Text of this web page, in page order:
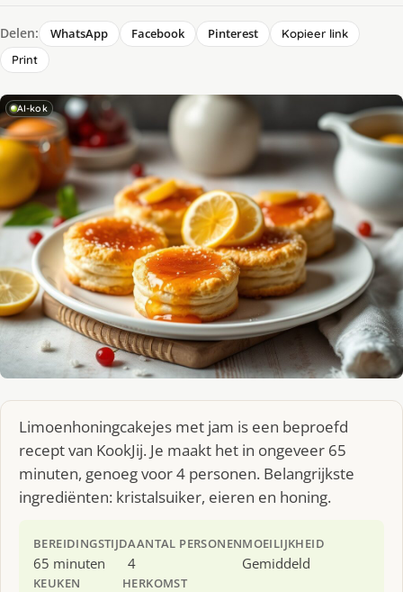
Delen: WhatsApp Facebook Pinterest
Kopieer link
Print
AI-kok
Limoenhoningcakejes met jam is een beproefd
recept van KookJij. Je maakt het in ongeveer 65
minuten, genoeg voor 4 personen. Belangrijkste
ingrediënten: kristalsuiker, eieren en honing.
BEREIDINGSTIJD
65 minuten
AANTAL PERSONEN
4
MOEILIJKHEID
Gemiddeld
KEUKEN HERKOMST